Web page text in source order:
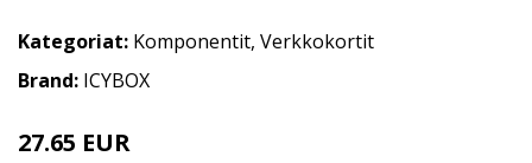
Kategoriat: Komponentit, Verkkokortit
Brand: ICYBOX
27.65 EUR